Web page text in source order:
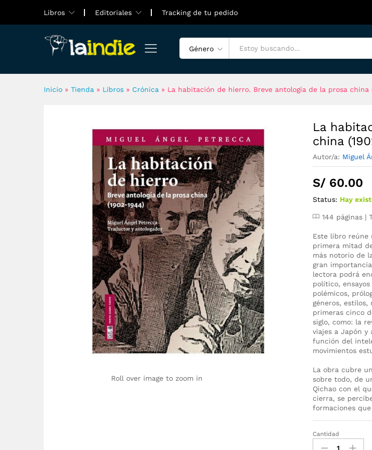
Libros Editoriales Tracking de tu pedido
Género
Inicio » Tienda » Libros » Crónica » La habitación de hierro. Breve antología de la prosa china
Roll over image to zoom in
La
china
Autor/a: Miguel
S/ 60.00
Status: Hay
144 páginas |
Este libro reúne
primera mitad
más notorio de
gran
lectora podrá
político,
polémicos,
géneros,
primeras cinco
siglo, como: la
viajes a Japón y
función del
movimientos
La obra cubre
sobre todo, de
Qichao con el
cierra, se
formaciones
La
habitación
Cantidad
Sobre el autor Valoraciones (0)